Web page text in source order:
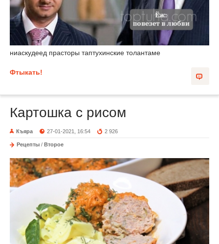
ниаскудеед прасторы таптухинские толантаме
Фтыкать!
Картошка с рисом
Къяра 27-01-2021, 16:54 2 926
Рецепты / Второе